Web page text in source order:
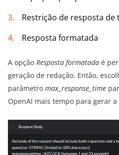
Restrição de resposta de
Resposta formatada
A opção Resposta formatada é
geração de redação. Então,
parâmetro max_response_time
OpenAI mais tempo para gerar a